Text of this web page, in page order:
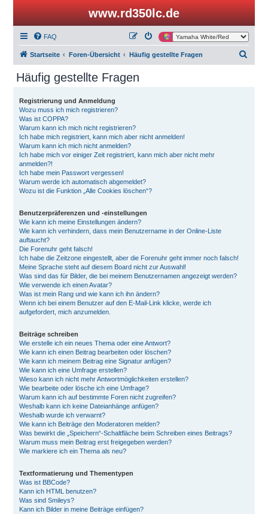
www.rd350lc.de
FAQ
Startseite Foren-Übersicht Häufig gestellte Fragen
Häufig gestellte Fragen
Registrierung und Anmeldung
Wozu muss ich mich registrieren?
Was ist COPPA?
Warum kann ich mich nicht registrieren?
Ich habe mich registriert, kann mich aber nicht anmelden!
Warum kann ich mich nicht anmelden?
Ich habe mich vor einiger Zeit registriert, kann mich aber nicht mehr
anmelden?!
Ich habe mein Passwort vergessen!
Warum werde ich automatisch abgemeldet?
Wozu ist die Funktion „Alle Cookies löschen“?
Benutzerpräferenzen und -einstellungen
Wie kann ich meine Einstellungen ändern?
Wie kann ich verhindern, dass mein Benutzername in der Online-Liste
auftaucht?
Die Forenuhr geht falsch!
Ich habe die Zeitzone eingestellt, aber die Forenuhr geht immer noch falsch!
Meine Sprache steht auf diesem Board nicht zur Auswahl!
Was sind das für Bilder, die bei meinem Benutzernamen angezeigt werden?
Wie verwende ich einen Avatar?
Was ist mein Rang und wie kann ich ihn ändern?
Wenn ich bei einem Benutzer auf den E-Mail-Link klicke, werde ich
aufgefordert, mich anzumelden.
Beiträge schreiben
Wie erstelle ich ein neues Thema oder eine Antwort?
Wie kann ich einen Beitrag bearbeiten oder löschen?
Wie kann ich meinem Beitrag eine Signatur anfügen?
Wie kann ich eine Umfrage erstellen?
Wieso kann ich nicht mehr Antwortmöglichkeiten erstellen?
Wie bearbeite oder lösche ich eine Umfrage?
Warum kann ich auf bestimmte Foren nicht zugreifen?
Weshalb kann ich keine Dateianhänge anfügen?
Weshalb wurde ich verwarnt?
Wie kann ich Beiträge den Moderatoren melden?
Was bewirkt die „Speichern“-Schaltfläche beim Schreiben eines Beitrags?
Warum muss mein Beitrag erst freigegeben werden?
Wie markiere ich ein Thema als neu?
Textformatierung und Thementypen
Was ist BBCode?
Kann ich HTML benutzen?
Was sind Smileys?
Kann ich Bilder in meine Beiträge einfügen?